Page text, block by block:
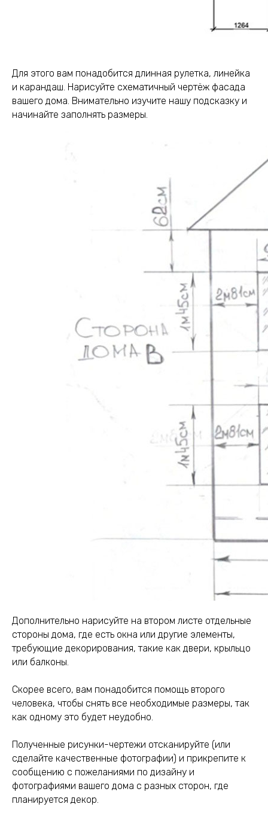
Для этого вам понадобится длинная рулетка, линейка
и карандаш. Нарисуйте схематичный чертёж фасада
вашего дома. Внимательно изучите нашу подсказку и
начинайте заполнять размеры.
Дополнительно нарисуйте на втором листе отдельные
стороны дома, где есть окна или другие элементы,
требующие декорирования, такие как двери, крыльцо
или балконы.
Скорее всего, вам понадобится помощь второго
человека, чтобы снять все необходимые размеры, так
как одному это будет неудобно.
Полученные рисунки-чертежи отсканируйте (или
сделайте качественные фотографии) и прикрепите к
сообщению с пожеланиями по дизайну и
фотографиями вашего дома с разных сторон, где
планируется декор.